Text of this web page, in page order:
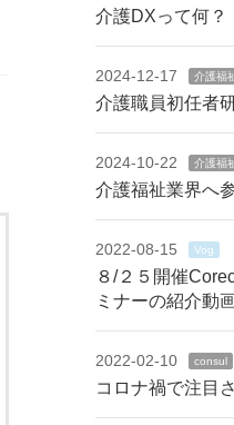
介護DXって何？
2024-12-17 介護福
介護職員初任者
2024-10-22 介護福
介護福祉業界へ
2022-08-15 Vog
８/２５開催
ミナーの紹介動
2022-02-10 consul
コロナ禍で注目